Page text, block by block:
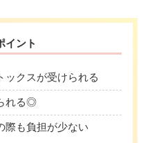
イント
ックスが受けられる
れる◎
際も負担が少ない